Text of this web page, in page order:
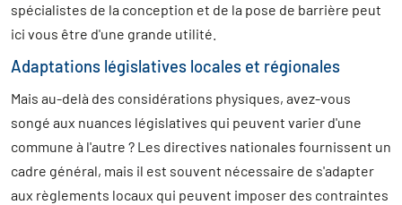
spécialistes de la conception et de la pose de barrière peut
ici vous être d'une grande utilité.
Adaptations législatives locales et régionales
Mais au-delà des considérations physiques, avez-vous
songé aux nuances législatives qui peuvent varier d'une
commune à l'autre ? Les directives nationales fournissent un
cadre général, mais il est souvent nécessaire de s'adapter
aux règlements locaux qui peuvent imposer des contraintes